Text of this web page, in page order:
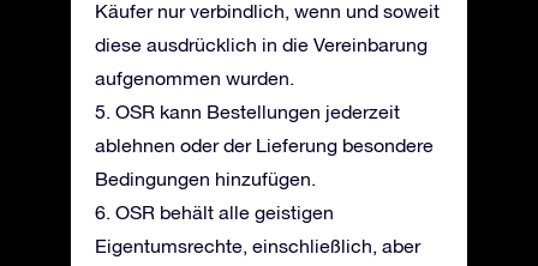
Käufer nur verbindlich, wenn und soweit
diese ausdrücklich in die Vereinbarung
aufgenommen wurden.
5. OSR kann Bestellungen jederzeit
ablehnen oder der Lieferung besondere
Bedingungen hinzufügen.
6. OSR behält alle geistigen
Eigentumsrechte, einschließlich, aber